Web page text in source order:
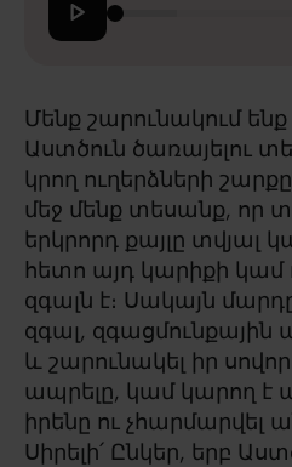
Մենք շարունակում ենք
Աստծուն ծառայելու
կրող ուղերձների
մեջ մենք տեսանք, որ
երկրորդ քայլը տվյալ
հետո այդ կարիքի կամ
զգալն է։ Սակայն
զգալ, զգացմունքային
և շարունակել իր
ապրելը, կամ կարող է
իրենը ու չհարմարվել
Սիրելի՛ Ընկեր, երբ